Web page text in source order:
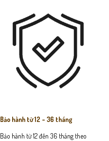
Bảo hành từ 12 - 36 tháng
Bảo hành từ 12 đến 36 tháng theo